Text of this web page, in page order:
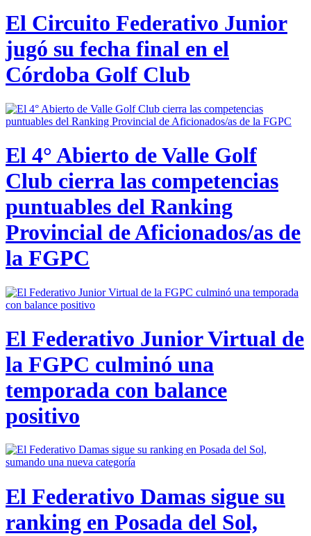
El Circuito Federativo Junior
jugó su fecha final en el
Córdoba Golf Club
El 4° Abierto de Valle Golf
Club cierra las competencias
puntuables del Ranking
Provincial de Aficionados/as de
la FGPC
El Federativo Junior Virtual de
la FGPC culminó una
temporada con balance
positivo
El Federativo Damas sigue su
ranking en Posada del Sol,